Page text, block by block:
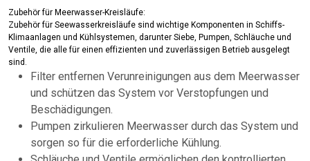
Zubehör für Meerwasser-Kreisläufe:
Zubehör für Seewasserkreisläufe sind wichtige Komponenten in Schiffs-
Klimaanlagen und Kühlsystemen, darunter Siebe, Pumpen, Schläuche und
Ventile, die alle für einen effizienten und zuverlässigen Betrieb ausgelegt
sind.
Filter entfernen Verunreinigungen aus dem Meerwasser
und schützen das System vor Verstopfungen und
Beschädigungen.
Pumpen zirkulieren Meerwasser durch das System und
sorgen so für die erforderliche Kühlung.